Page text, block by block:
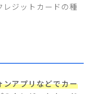
ジットカードの種
ンアプリなどでカー